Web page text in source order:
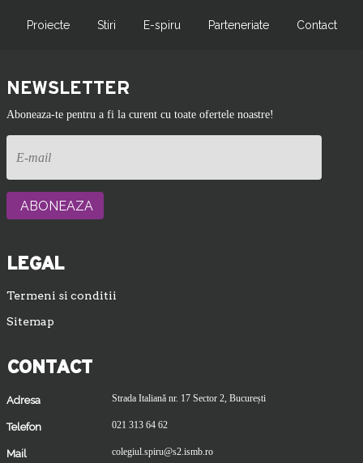
Proiecte Stiri E-spiru Parteneriate Contact
NEWSLETTER
Aboneaza-te pentru a fi la curent cu toate ofertele noastre!
LEGAL
Termeni si conditii
Sitemap
CONTACT
Adresa Strada Italiană nr. 17 Sector 2, București
Telefon 021 313 64 62
Mail colegiul.spiru@s2.ismb.ro